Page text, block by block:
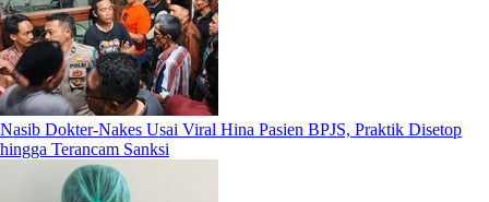
Nasib Dokter-Nakes Usai Viral Hina Pasien BPJS, Praktik Disetop
hingga Terancam Sanksi